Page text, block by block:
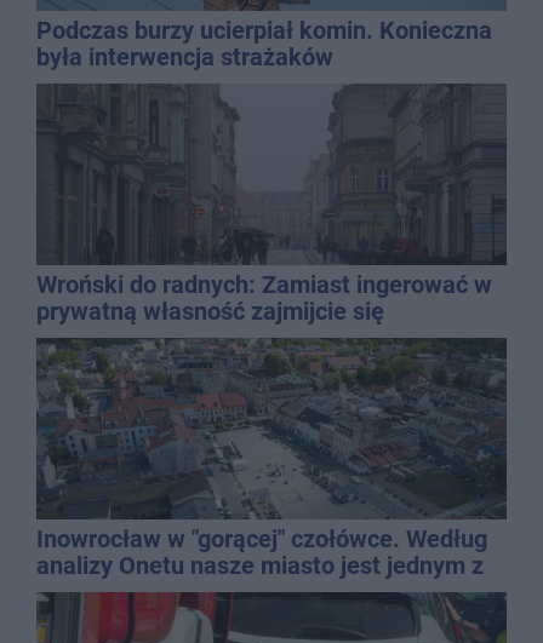
Podczas burzy ucierpiał komin. Konieczna
była interwencja strażaków
Wroński do radnych: Zamiast ingerować w
prywatną własność zajmijcie się
gospodarką
Inowrocław w "gorącej" czołówce. Według
analizy Onetu nasze miasto jest jednym z
najbardziej narażonych na upały